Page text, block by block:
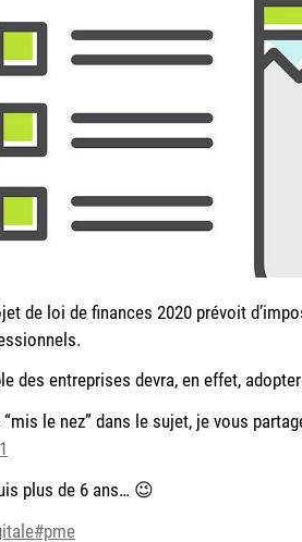
de loi de finances 2020 prévoit
des entreprises devra, en effet,
le nez” dans le sujet, je vous
plus de 6 ans… 😉
#pme